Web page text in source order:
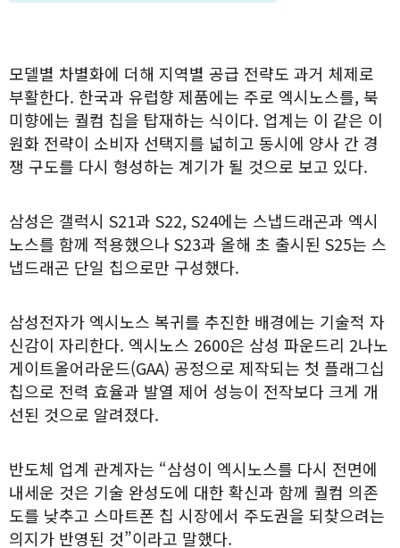
모델별 차별화에 더해 지역별 공급 전략도 과거 체제로
부활한다. 한국과 유럽향 제품에는 주로 엑시노스를, 북
미향에는 퀄컴 칩을 탑재하는 식이다. 업계는 이 같은 이
원화 전략이 소비자 선택지를 넓히고 동시에 양사 간 경
쟁 구도를 다시 형성하는 계기가 될 것으로 보고 있다.
삼성은 갤럭시 S21과 S22, S24에는 스냅드래곤과 엑시
노스를 함께 적용했으나 S23과 올해 초 출시된 S25는 스
냅드래곤 단일 칩으로만 구성했다.
삼성전자가 엑시노스 복귀를 추진한 배경에는 기술적 자
신감이 자리한다. 엑시노스 2600은 삼성 파운드리 2나노
게이트올어라운드(GAA) 공정으로 제작되는 첫 플래그십
칩으로 전력 효율과 발열 제어 성능이 전작보다 크게 개
선된 것으로 알려졌다.
반도체 업계 관계자는 “삼성이 엑시노스를 다시 전면에
내세운 것은 기술 완성도에 대한 확신과 함께 퀄컴 의존
도를 낮추고 스마트폰 칩 시장에서 주도권을 되찾으려는
의지가 반영된 것”이라고 말했다.